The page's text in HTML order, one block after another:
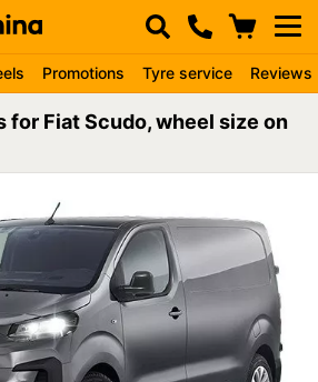
Promotions Tyre service Reviews
for Fiat Scudo, wheel size on